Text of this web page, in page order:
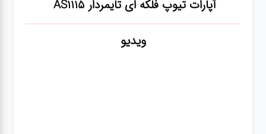
آپارات تیوپ فلکه ای تایمردار AS1115
ویدیو